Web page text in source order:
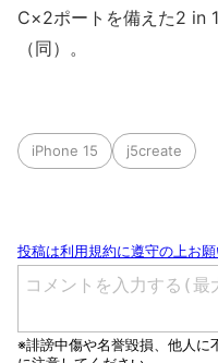
C×2ポートを備えた2 in
（同）。
iPhone 15 j5create